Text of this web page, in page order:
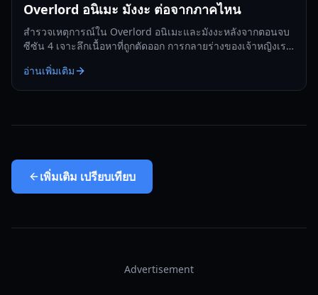
Overlord อนิเมะ มังงะ ต่อจากภาคไหน
สำรวจเหตุการณ์ใน Overlord อนิเมะและมังงะหลังจากตอนจบ
ซีซัน 4 เจาะลึกเนื้อหาที่ถูกตัดออก การกลายร่างของเจ้าหญิงเรน
อ่านเพิ่มเติม
เพิ่มเติม เปรียบเทียบ
Advertisement